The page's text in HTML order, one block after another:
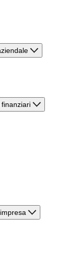
finanziari